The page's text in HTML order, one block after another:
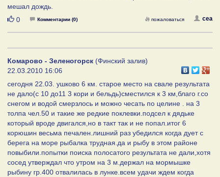
мешал дождь.
Нравится
0 Комментарии (0) cea
пожаловаться
Комарово - Зеленогорск (Финский залив)
22.03.2010 16:06
сегодня 22.03. ушково 6 км. старое место на свале результата
не дало(с 10 до11 3 кори и бельдь)сместился к 3 км,благо г.со
снегом и водой смерзлось и можно чесать по целине . на 3
толпа чел.50 и такие же редкие поклевки.подсел к дядьке
который вроде двигался,но в такт так и не попал.итог 6
корюшин весьма печален.лишний раз убедился когда дует с
берега на море рыбалка трудная.да и рыбу в этом районе
повыбили.попытки поиска полосатого результата не дали,хотя
сосед утверждал что утром на 3 м.держал на мормышке
рыбину гр.400 отвалилась в лунке.всем удачи ждем когда